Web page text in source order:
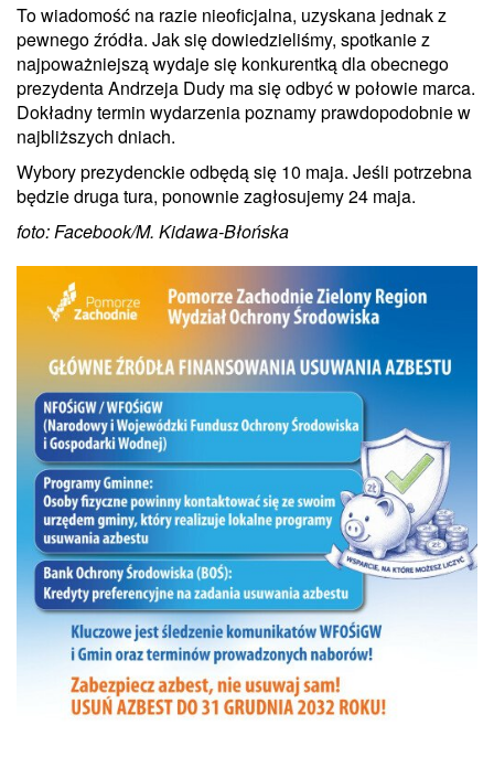
To wiadomość na razie nieoficjalna, uzyskana jednak z
pewnego źródła. Jak się dowiedzieliśmy, spotkanie z
najpoważniejszą wydaje się konkurentką dla obecnego
prezydenta Andrzeja Dudy ma się odbyć w połowie marca.
Dokładny termin wydarzenia poznamy prawdopodobnie w
najbliższych dniach.
Wybory prezydenckie odbędą się 10 maja. Jeśli potrzebna
będzie druga tura, ponownie zagłosujemy 24 maja.
foto: Facebook/M. Kidawa-Błońska